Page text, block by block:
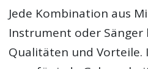
Jede Kombination aus
Instrument oder Sänger
Qualitäten und Vorteile.